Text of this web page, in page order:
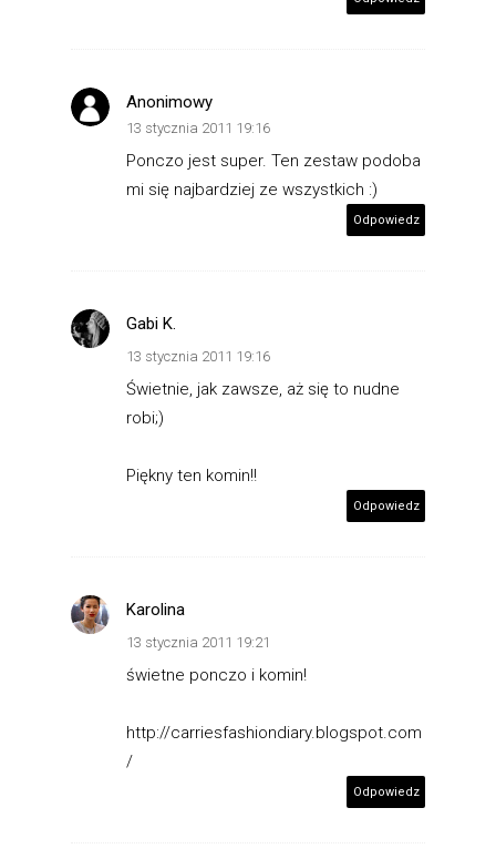
Anonimowy
13 stycznia 2011 19:16
Ponczo jest super. Ten zestaw podoba
mi się najbardziej ze wszystkich :)
Odpowiedz
Gabi K.
13 stycznia 2011 19:16
Świetnie, jak zawsze, aż się to nudne
robi;)
Piękny ten komin!!
Odpowiedz
Karolina
13 stycznia 2011 19:21
świetne ponczo i komin!
http://carriesfashiondiary.blogspot.com
/
Odpowiedz